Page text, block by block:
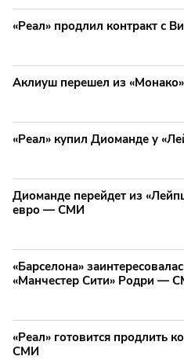
«Реал» продлил контракт с
Аклиуш перешел из
«Реал» купил Диоманде у
Диоманде перейдет из
евро — СМИ
«Барселона»
«Манчестер Сити» Родри —
«Реал» готовится продлить
СМИ